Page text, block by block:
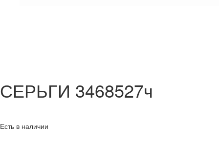
СЕРЬГИ 3468527ч
Есть в наличии